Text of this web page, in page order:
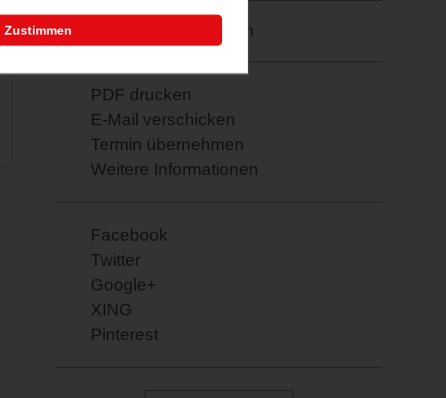
Merkzettel: speichern
PDF drucken
E-Mail verschicken
Termin übernehmen
Weitere Informationen
Facebook
Twitter
Google+
XING
Pinterest
Zustimmen